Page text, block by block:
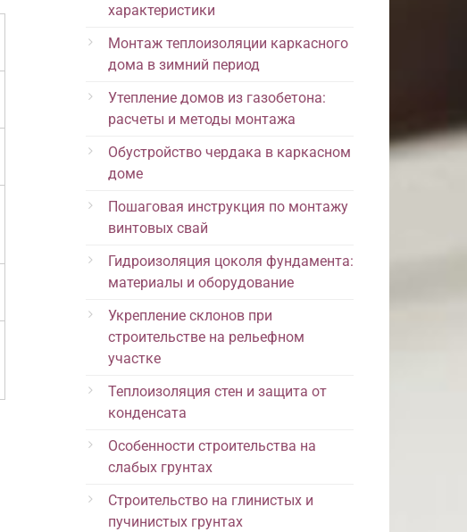
характеристики
Монтаж теплоизоляции каркасного
дома в зимний период
Утепление домов из газобетона:
расчеты и методы монтажа
Обустройство чердака в каркасном
доме
Пошаговая инструкция по монтажу
винтовых свай
Гидроизоляция цоколя фундамента:
материалы и оборудование
Укрепление склонов при
строительстве на рельефном
участке
Теплоизоляция стен и защита от
конденсата
Особенности строительства на
слабых грунтах
Строительство на глинистых и
пучинистых грунтах